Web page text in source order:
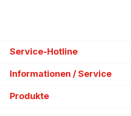
Service-Hotline
Informationen / Service
Produkte